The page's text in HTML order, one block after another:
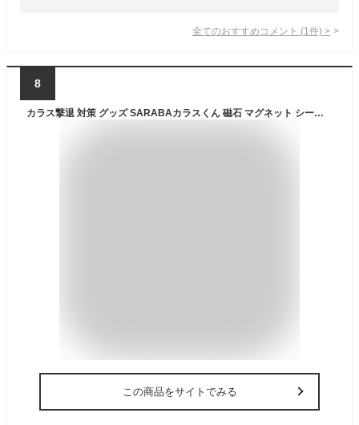
全てのおすすめコメント (1 件) >
8
カラス撃退 対策 グッズ SARABAカラスくん 磁石 マグネット シート (ZEROA・黄色) 正規販売店オリジナル品 車 建物 ゴミ ボックス ネット ベランダに簡単取付・取り外し可能!
この商品をサイトでみる